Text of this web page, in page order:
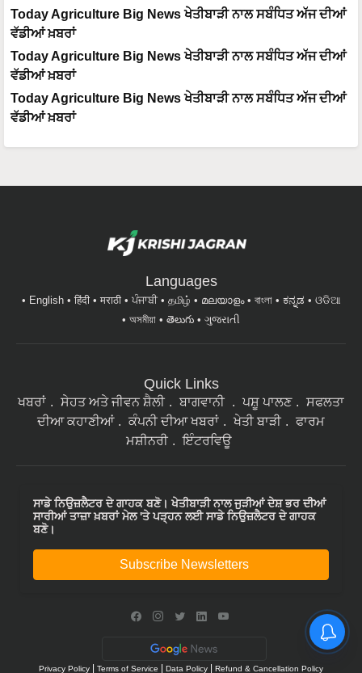
Today Agriculture Big News ਖੇਤੀਬਾੜੀ ਨਾਲ ਸਬੰਧਿਤ ਅੱਜ ਦੀਆਂ
ਵੱਡੀਆਂ ਖ਼ਬਰਾਂ
Today Agriculture Big News ਖੇਤੀਬਾੜੀ ਨਾਲ ਸਬੰਧਿਤ ਅੱਜ ਦੀਆਂ
ਵੱਡੀਆਂ ਖ਼ਬਰਾਂ
Today Agriculture Big News ਖੇਤੀਬਾੜੀ ਨਾਲ ਸਬੰਧਿਤ ਅੱਜ ਦੀਆਂ
ਵੱਡੀਆਂ ਖ਼ਬਰਾਂ
Languages
English हिंदी मराठी ਪੰਜਾਬੀ தமிழ் മലയാളം বাংলা ಕನ್ನಡ
ଓଡିଆ
অসমীয়া
తెలుగు ગુજરાતી
Quick Links
ਖਬਰਾਂ ਸੇਹਤ ਅਤੇ ਜੀਵਨ ਸ਼ੈਲੀ ਬਾਗਵਾਨੀ ਪਸ਼ੂ ਪਾਲਣ
ਸਫਲਤਾ
ਦੀਆ ਕਹਾਣੀਆਂ
ਕੰਪਨੀ ਦੀਆ ਖਬਰਾਂ ਖੇਤੀ ਬਾੜੀ
ਫਾਰਮ
ਮਸ਼ੀਨਰੀ
ਇੰਟਰਵਿਊ
ਸਾਡੇ ਨਿਉਜ਼ਲੈਟਰ ਦੇ ਗਾਹਕ ਬਣੋ। ਖੇਤੀਬਾੜੀ ਨਾਲ ਜੁੜੀਆਂ ਦੇਸ਼ ਭਰ ਦੀਆਂ
ਸਾਰੀਆਂ ਤਾਜ਼ਾ ਖ਼ਬਰਾਂ ਮੇਲ 'ਤੇ ਪੜ੍ਹਨ ਲਈ ਸਾਡੇ ਨਿਉਜ਼ਲੈਟਰ ਦੇ ਗਾਹਕ
ਬਣੋ।
Subscribe Newsletters
Privacy Policy Terms of Service Data Policy Refund & Cancellation Policy